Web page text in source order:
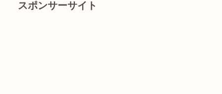
スポンサーサイト